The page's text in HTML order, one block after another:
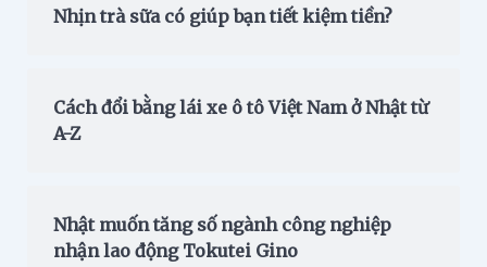
Nhịn trà sữa có giúp bạn tiết kiệm tiền?
Cách đổi bằng lái xe ô tô Việt Nam ở Nhật từ
A-Z
Nhật muốn tăng số ngành công nghiệp
nhận lao động Tokutei Gino